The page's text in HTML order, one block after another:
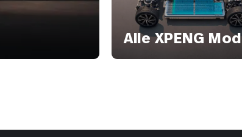
Alle XPENG